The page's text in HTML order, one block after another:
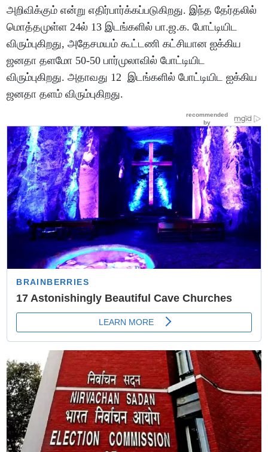
அறிவிக்கும் என்று எதிர்பார்க்கப்படுகிறது. இந்த தேர்தலில்
மொத்தமுள்ள 24ல் 13 இடங்களில் பா.ஜ.க. போட்டியிட
விரும்புகிறது, அதேசமயம் கூட்டணி கட்சியான ஐக்கிய
ஜனதா தளமோ 50-50 பார்முலாவில் போட்டியிட
விரும்புகிறது. அதாவது 12 இடங்களில் போட்டியிட ஐக்கிய
ஜனதா தளம் விரும்புகிறது.